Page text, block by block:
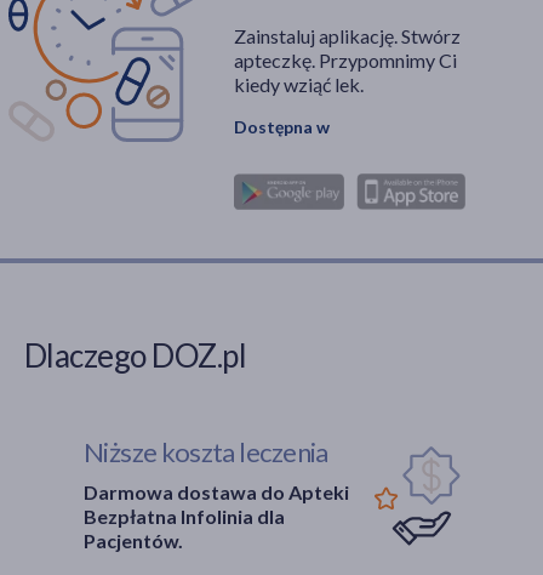
Zainstaluj aplikację. Stwórz
apteczkę. Przypomnimy Ci
kiedy wziąć lek.
Dostępna w
Dlaczego DOZ.pl
Niższe koszta leczenia
Darmowa dostawa do Apteki
Bezpłatna Infolinia dla
Pacjentów.